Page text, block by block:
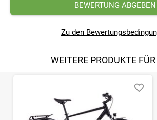
BEWERTUNG ABGEBEN
Zu den
WEITERE PRODUKTE